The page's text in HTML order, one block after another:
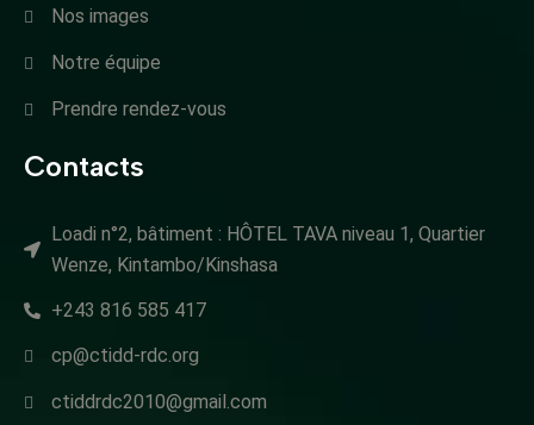
Nos images
Notre équipe
Prendre rendez-vous
Contacts
Loadi n°2, bâtiment : HÔTEL TAVA niveau 1, Quartier
Wenze, Kintambo/Kinshasa
+243 816 585 417
cp@ctidd-rdc.org
ctiddrdc2010@gmail.com